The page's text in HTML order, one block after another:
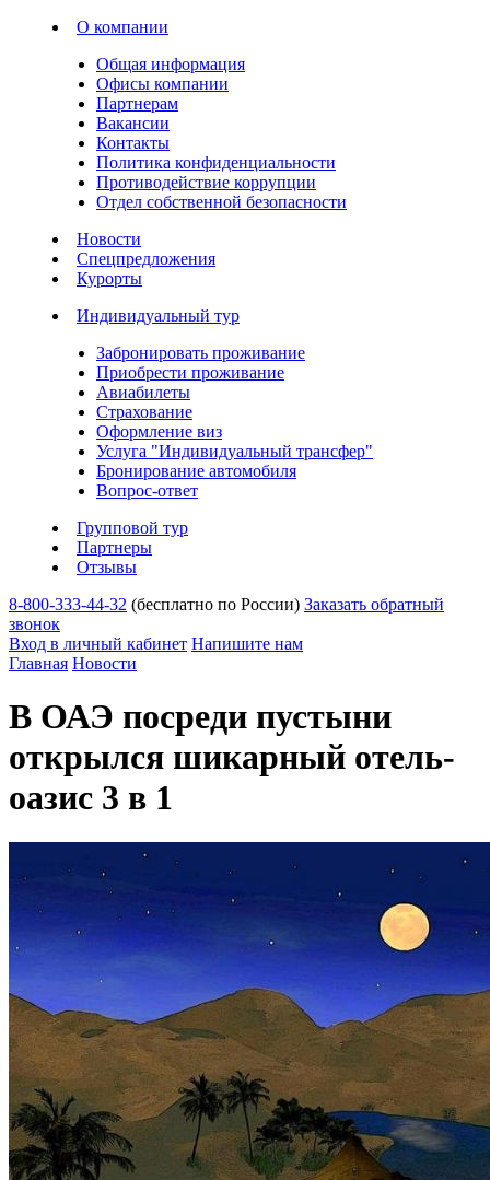
О компании
Общая информация
Офисы компании
Партнерам
Вакансии
Контакты
Политика конфиденциальности
Противодействие коррупции
Отдел собственной безопасности
Новости
Спецпредложения
Курорты
Индивидуальный тур
Забронировать проживание
Приобрести проживание
Авиабилеты
Страхование
Оформление виз
Услуга "Индивидуальный трансфер"
Бронирование автомобиля
Вопрос-ответ
Групповой тур
Партнеры
Отзывы
8-800-333-44-32 (бесплатно по России) Заказать обратный
звонок
Вход в личный кабинет Напишите нам
Главная Новости
В ОАЭ посреди пустыни
открылся шикарный отель-
оазис 3 в 1